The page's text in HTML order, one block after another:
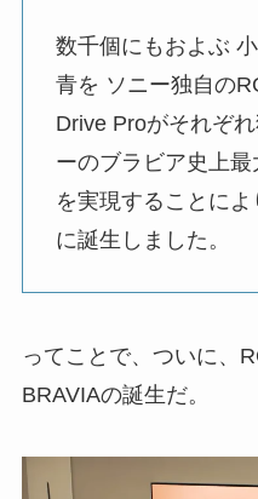
数千個にもおよぶ
青を ソニー独自の
Drive Proがそれぞ
ーのブラビア史上
を実現することに
に誕生しました。
ってことで、ついに、
BRAVIAの誕生だ。